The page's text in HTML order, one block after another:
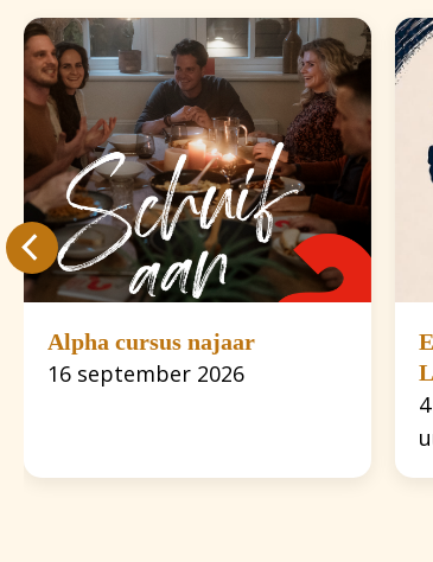
Alpha cursus najaar
16 september 2026